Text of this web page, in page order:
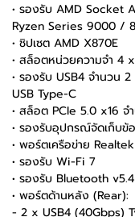
• รองรับ AMD Socket
Ryzen Series 9000 /
• ชิปเซต AMD X870E
• สล็อตหน่วยความจำ 4
• รองรับ USB4 จำนวน
USB Type-C
• สล็อต PCIe 5.0 x16
• รองรับอุปกรณ์จัดเก็บ
• พอร์ตเครือข่าย
• รองรับ Wi-Fi 7
• รองรับ Bluetooth v5.4
• พอร์ตด้านหลัง (Rear):
- 2 x USB4 (40Gbps)